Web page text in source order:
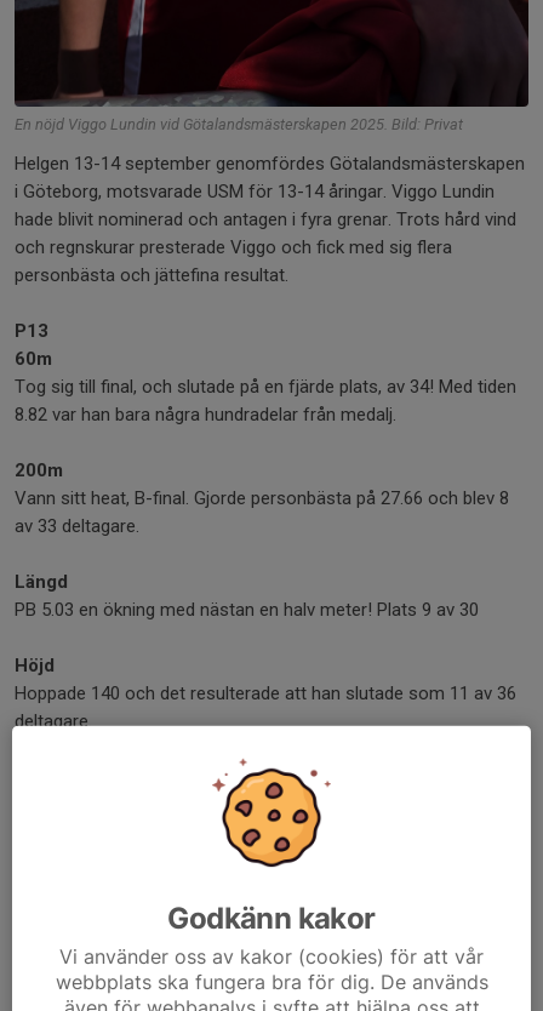
En nöjd Viggo Lundin vid Götalandsmästerskapen 2025. Bild: Privat
Helgen 13-14 september genomfördes Götalandsmästerskapen
i Göteborg, motsvarade USM för 13-14 åringar. Viggo Lundin
hade blivit nominerad och antagen i fyra grenar. Trots hård vind
och regnskurar presterade Viggo och fick med sig flera
personbästa och jättefina resultat.
P13
60m
Tog sig till final, och slutade på en fjärde plats, av 34! Med tiden
8.82 var han bara några hundradelar från medalj.
200m
Vann sitt heat, B-final. Gjorde personbästa på 27.66 och blev 8
av 33 deltagare.
Längd
PB 5.03 en ökning med nästan en halv meter! Plats 9 av 30
Höjd
Hoppade 140 och det resulterade att han slutade som 11 av 36
deltagare.
Föreningen gratulerar Viggo och det är roligt att se resultat av
träningen och att det är ett mycket fint gäng som tränar och har
kul hos klubben. Nu väntar en inomhussäsong och vi önskar en
Godkänn kakor
Vi använder oss av kakor (cookies) för att vår
webbplats ska fungera bra för dig. De används